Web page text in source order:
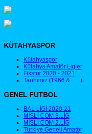
KÜTAHYASPOR
Kütahyaspor
Kütahya Amatör Ligler
Fikstür 2020 - 2021
Tarihimiz (1966 &. . . .)
GENEL FUTBOL
BAL LİGİ 2020-21
MİSLİ COM 3.LİG
MİSLİ COM 2.LİG
Türkiye Geneli Amatör